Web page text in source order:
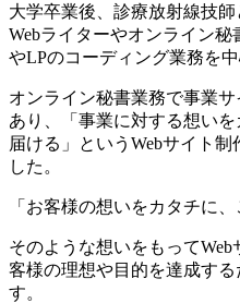
大学卒業後、診療放射線技師
Webライターやオンライン
やLPのコーディング業務を中
オンライン秘書業務で事業
あり、「事業に対する想い
届ける」というWebサイト
した。
「お客様の想いをカタチに
そのような想いをもって
客様の理想や目的を達成す
す。